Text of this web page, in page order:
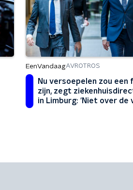
EenVandaagAVROTROS
Nu versoepelen zou een
zijn, zegt
in Limburg: 'Niet over de